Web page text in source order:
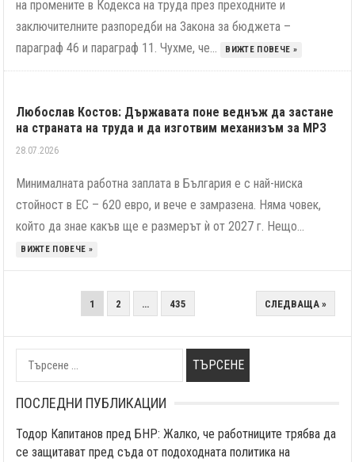
на промените в Кодекса на труда през преходните и
заключителните разпоредби на Закона за бюджета –
параграф 46 и параграф 11. Чухме, че...
ВИЖТЕ ПОВЕЧЕ »
Любослав Костов: Държавата поне веднъж да застане
на страната на труда и да изготвим механизъм за МРЗ
28.07.2026
Минималната работна заплата в България е с най-ниска
стойност в ЕС – 620 евро, и вече е замразена. Няма човек,
който да знае какъв ще е размерът ѝ от 2027 г. Нещо...
ВИЖТЕ ПОВЕЧЕ »
НА
СТРАНИЦИ
1 2 … 435 СЛЕДВАЩА »
Търсене
за:
ПОСЛЕДНИ ПУБЛИКАЦИИ
Тодор Капитанов пред БНР: Жалко, че работниците трябва да
се защитават пред съда от подоходната политика на